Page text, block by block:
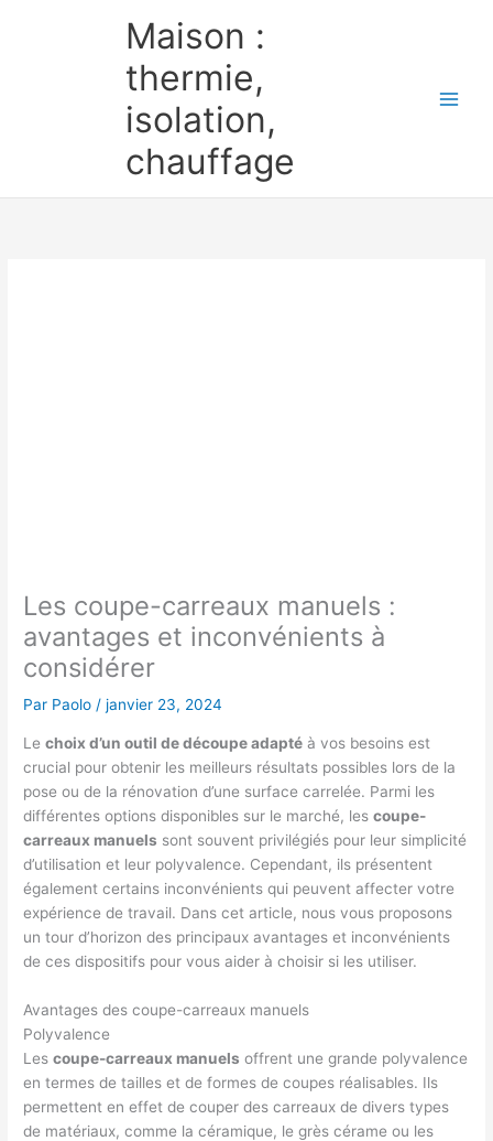
Maison :
thermie,
isolation,
chauffage
Les coupe-carreaux manuels :
avantages et inconvénients à
considérer
Par Paolo/janvier 23, 2024
Lechoix d’un outil de découpe adapté à vos besoins est
crucial pour obtenir les meilleurs résultats possibles lors de la
pose ou de la rénovation d’une surface carrelée. Parmi les
différentes options disponibles sur le marché, lescoupe-
carreaux manuels sont souvent privilégiés pour leur simplicité
d’utilisation et leur polyvalence. Cependant, ils présentent
également certains inconvénients qui peuvent affecter votre
expérience de travail. Dans cet article, nous vous proposons
un tour d’horizon des principaux avantages et inconvénients
de ces dispositifs pour vous aider à choisir si les utiliser.
Avantages des coupe-carreaux manuels
Polyvalence
Lescoupe-carreaux manuels offrent une grande polyvalence
en termes de tailles et de formes de coupes réalisables. Ils
permettent en effet de couper des carreaux de divers types
de matériaux, comme la céramique, le grès cérame ou les